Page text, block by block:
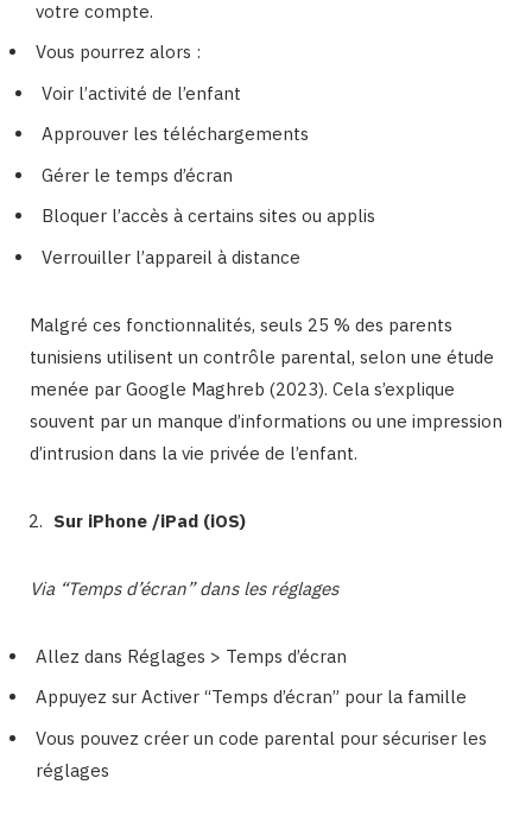
votre compte.
Vous pourrez alors :
Voir l’activité de l’enfant
Approuver les téléchargements
Gérer le temps d’écran
Bloquer l’accès à certains sites ou applis
Verrouiller l’appareil à distance
Malgré ces fonctionnalités, seuls 25 % des parents
tunisiens utilisent un contrôle parental, selon une étude
menée par Google Maghreb (2023). Cela s’explique
souvent par un manque d’informations ou une impression
d’intrusion dans la vie privée de l’enfant.
Sur iPhone /iPad (iOS)
Via “Temps d’écran” dans les réglages
Allez dans Réglages > Temps d’écran
Appuyez sur Activer “Temps d’écran” pour la famille
Vous pouvez créer un code parental pour sécuriser les
réglages